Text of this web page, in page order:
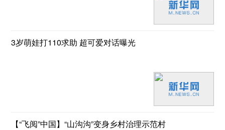
3岁萌娃打110求助 超可爱对话曝光
【“飞阅”中国】“山沟沟”变身乡村治理示范村